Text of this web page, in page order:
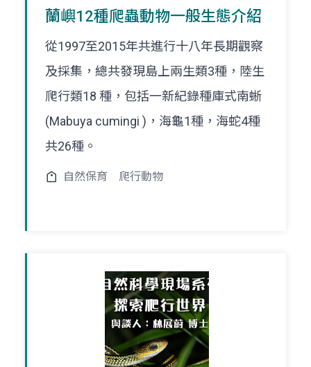
蘭嶼12種爬蟲動物一般生態介紹
從1997至2015年共進行十八年長期觀察
及採集，總共發現島上兩生類3種，陸生
爬行類18 種，包括一新紀錄種庫式南蜥
(Mabuya cumingi )，海龜1種，海蛇4種
共26種。
自然保育 爬行動物